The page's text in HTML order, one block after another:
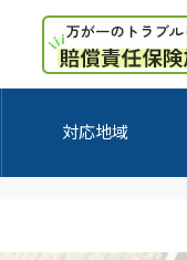
対応地域